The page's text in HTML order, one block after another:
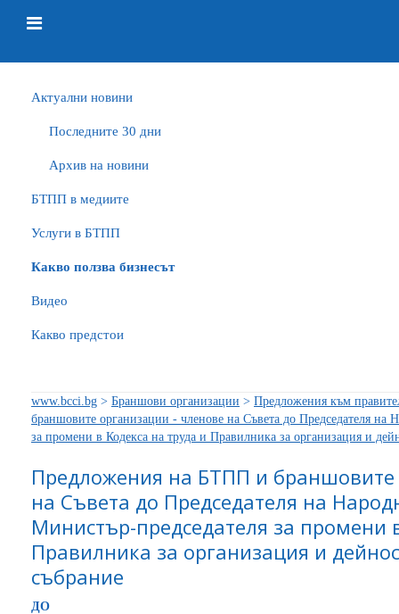
Актуални новини
Последните 30 дни
Архив на новини
БTПП в медиите
Услуги в БТПП
Какво ползва бизнесът
Видео
Какво предстои
www.bcci.bg > Браншови организации > Предложения към
браншовите организации - членове на Съвета до Председателя на
за промени в Кодекса на труда и Правилника за организация и
Предложения на БТПП и браншовите
на Съвета до Председателя на
Министър-председателя за промени
Правилника за организация и
събрание
ДО